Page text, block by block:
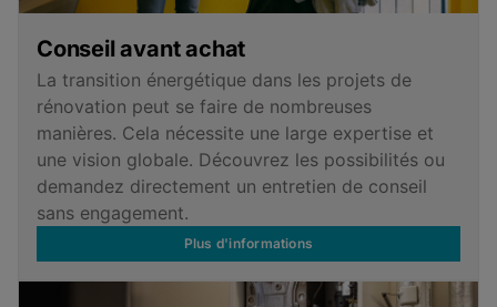
Conseil avant achat
La transition énergétique dans les projets de
rénovation peut se faire de nombreuses
manières. Cela nécessite une large expertise et
une vision globale. Découvrez les possibilités ou
demandez directement un entretien de conseil
sans engagement.
Plus d'informations